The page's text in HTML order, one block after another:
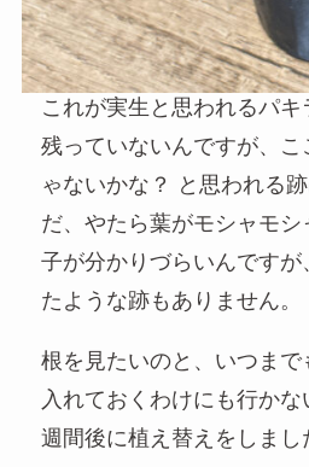
これが実生と思われるパ
残っていないんですが、こ
ゃないかな？ と思われる
だ、やたら葉がモシャモ
子が分かりづらいんですが
たような跡もありません。
根を見たいのと、いつま
入れておくわけにも行か
週間後に植え替えをしまし